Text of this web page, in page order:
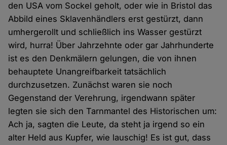
den USA vom Sockel geholt, oder wie in Bristol das
Abbild eines Sklavenhändlers erst gestürzt, dann
umhergerollt und schließlich ins Wasser gestürzt
wird, hurra! Über Jahrzehnte oder gar Jahrhunderte
ist es den Denkmälern gelungen, die von ihnen
behauptete Unangreifbarkeit tatsächlich
durchzusetzen. Zunächst waren sie noch
Gegenstand der Verehrung, irgendwann später
legten sie sich den Tarnmantel des Historischen um:
Ach ja, sagten die Leute, da steht ja irgend so ein
alter Held aus Kupfer, wie lauschig! Es ist gut, dass